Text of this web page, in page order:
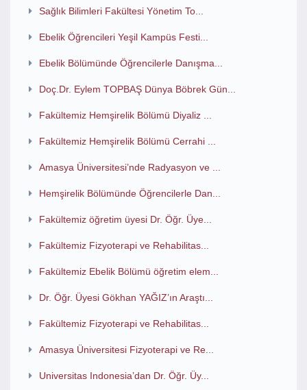
Sağlık Bilimleri Fakültesi Yönetim To...
Ebelik Öğrencileri Yeşil Kampüs Festi...
Ebelik Bölümünde Öğrencilerle Danışma...
Doç.Dr. Eylem TOPBAŞ Dünya Böbrek Gün...
Fakültemiz Hemşirelik Bölümü Diyaliz ...
Fakültemiz Hemşirelik Bölümü Cerrahi ...
Amasya Üniversitesi’nde Radyasyon ve ...
Hemşirelik Bölümünde Öğrencilerle Dan...
Fakültemiz öğretim üyesi Dr. Öğr. Üye...
Fakültemiz Fizyoterapi ve Rehabilitas...
Fakültemiz Ebelik Bölümü öğretim elem...
Dr. Öğr. Üyesi Gökhan YAĞIZ’ın Araştı...
Fakültemiz Fizyoterapi ve Rehabilitas...
Amasya Üniversitesi Fizyoterapi ve Re...
Universitas Indonesia’dan Dr. Öğr. Üy...